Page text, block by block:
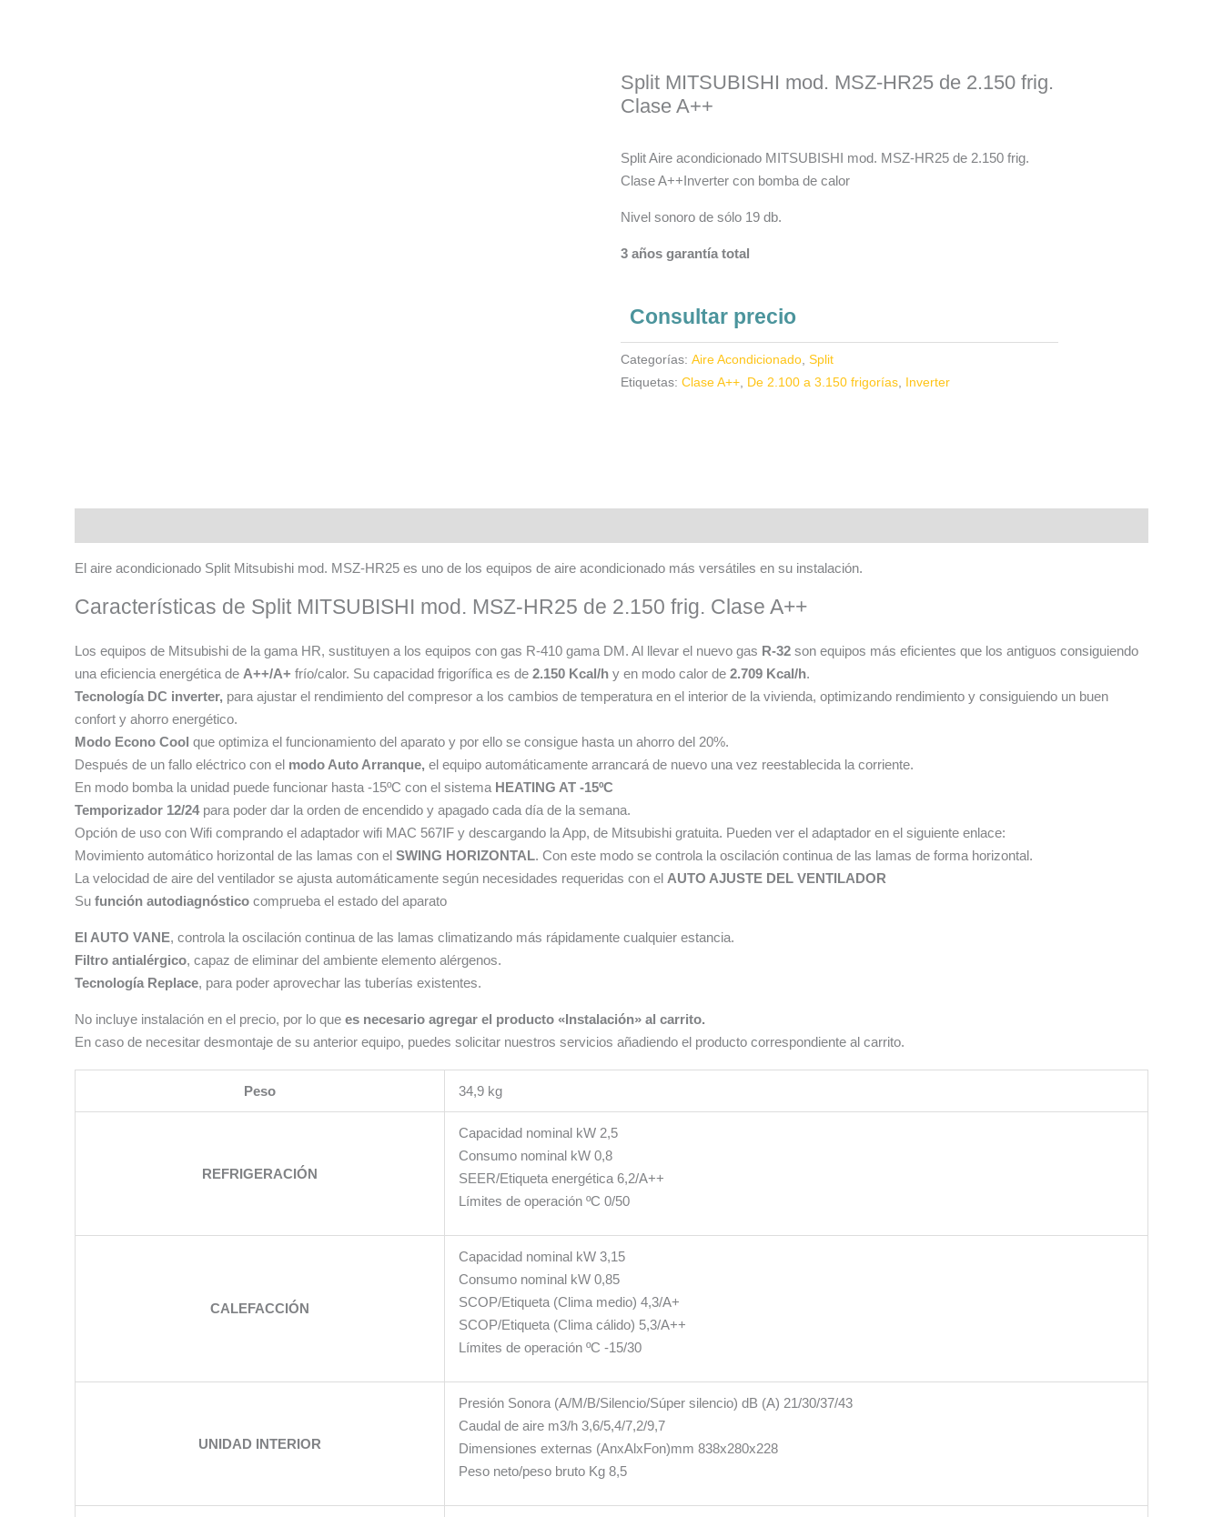
Split MITSUBISHI mod. MSZ-HR25 de 2.150 frig.
Clase A++
Split Aire acondicionado MITSUBISHI mod. MSZ-HR25 de 2.150 frig.
Clase A++Inverter con bomba de calor
Nivel sonoro de sólo 19 db.
3 años garantía total
Consultar precio
Categorías: Aire Acondicionado, Split
Etiquetas: Clase A++, De 2.100 a 3.150 frigorías, Inverter
El aire acondicionado Split Mitsubishi mod. MSZ-HR25 es uno de los equipos de aire acondicionado más versátiles en su instalación.
Características de Split MITSUBISHI mod. MSZ-HR25 de 2.150 frig. Clase A++
Los equipos de Mitsubishi de la gama HR, sustituyen a los equipos con gas R-410 gama DM. Al llevar el nuevo gas R-32 son equipos más eficientes que los antiguos consiguiendo
una eficiencia energética de A++/A+ frío/calor. Su capacidad frigorífica es de 2.150 Kcal/h y en modo calor de 2.709 Kcal/h.
Tecnología DC inverter, para ajustar el rendimiento del compresor a los cambios de temperatura en el interior de la vivienda, optimizando rendimiento y consiguiendo un buen
confort y ahorro energético.
Modo Econo Cool que optimiza el funcionamiento del aparato y por ello se consigue hasta un ahorro del 20%.
Después de un fallo eléctrico con el modo Auto Arranque, el equipo automáticamente arrancará de nuevo una vez reestablecida la corriente.
En modo bomba la unidad puede funcionar hasta -15ºC con el sistema HEATING AT -15ºC
Temporizador 12/24para poder dar la orden de encendido y apagado cada día de la semana.
Opción de uso con Wifi comprando el adaptador wifi MAC 567IF y descargando la App, de Mitsubishi gratuita. Pueden ver el adaptador en el siguiente enlace:
Movimiento automático horizontal de las lamas con el SWING HORIZONTAL. Con este modo se controla la oscilación continua de las lamas de forma horizontal.
La velocidad de aire del ventilador se ajusta automáticamente según necesidades requeridas con el AUTO AJUSTE DEL VENTILADOR
Su función autodiagnóstico comprueba el estado del aparato
El AUTO VANE, controla la oscilación continua de las lamas climatizando más rápidamente cualquier estancia.
Filtro antialérgico, capaz de eliminar del ambiente elemento alérgenos.
Tecnología Replace, para poder aprovechar las tuberías existentes.
No incluye instalación en el precio, por lo que es necesario agregar el producto «Instalación» al carrito.
En caso de necesitar desmontaje de su anterior equipo, puedes solicitar nuestros servicios añadiendo el producto correspondiente al carrito.
Peso 34,9 kg
REFRIGERACIÓN
Capacidad nominal kW 2,5
Consumo nominal kW 0,8
SEER/Etiqueta energética 6,2/A++
Límites de operación ºC 0/50
CALEFACCIÓN
Capacidad nominal kW 3,15
Consumo nominal kW 0,85
SCOP/Etiqueta (Clima medio) 4,3/A+
SCOP/Etiqueta (Clima cálido) 5,3/A++
Límites de operación ºC -15/30
UNIDAD INTERIOR
Presión Sonora (A/M/B/Silencio/Súper silencio) dB (A) 21/30/37/43
Caudal de aire m3/h 3,6/5,4/7,2/9,7
Dimensiones externas (AnxAlxFon)mm 838x280x228
Peso neto/peso bruto Kg 8,5